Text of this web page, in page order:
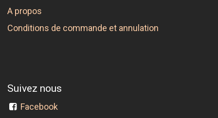
A propos
Conditions de commande et annulation
Suivez nous
Facebook